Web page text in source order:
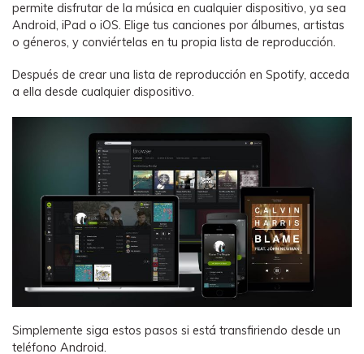
permite disfrutar de la música en cualquier dispositivo, ya sea
Android, iPad o iOS. Elige tus canciones por álbumes, artistas
o géneros, y conviértelas en tu propia lista de reproducción.
Después de crear una lista de reproducción en Spotify, acceda
a ella desde cualquier dispositivo.
Simplemente siga estos pasos si está transfiriendo desde un
teléfono Android.